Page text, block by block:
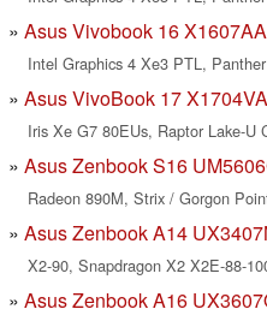
Asus Vivobook 16 X1607AA
Intel Graphics 4 Xe3 PTL,
Asus VivoBook 17 X1704VA
Iris Xe G7 80EUs, Raptor Lake-U
Asus Zenbook S16
Radeon 890M, Strix / Gorgon
Asus Zenbook A14
X2-90, Snapdragon X2 X2E-88-
Asus Zenbook A16